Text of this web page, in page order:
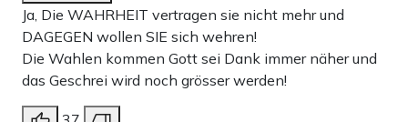
Ja, Die WAHRHEIT vertragen sie nicht mehr und
DAGEGEN wollen SIE sich wehren!
Die Wahlen kommen Gott sei Dank immer näher und
das Geschrei wird noch grösser werden!